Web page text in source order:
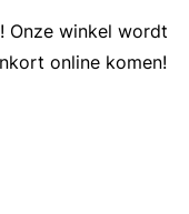
Onze winkel wordt
online komen!